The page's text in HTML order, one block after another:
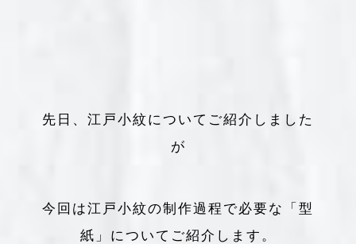
先日、江戸小紋についてご紹介しました
が
今回は江戸小紋の制作過程で必要な「型
紙」についてご紹介します。